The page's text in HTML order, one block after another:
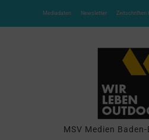
Mediadaten Newsletter Zeitschriften
MSV Medien